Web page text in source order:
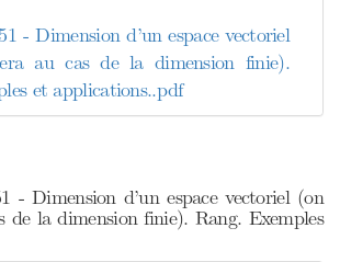
- Dimension d’un espace vectoriel
au cas de la dimension finie).
et applications..pdf
- Dimension d’un espace vectoriel (on
de la dimension finie). Rang. Exemples